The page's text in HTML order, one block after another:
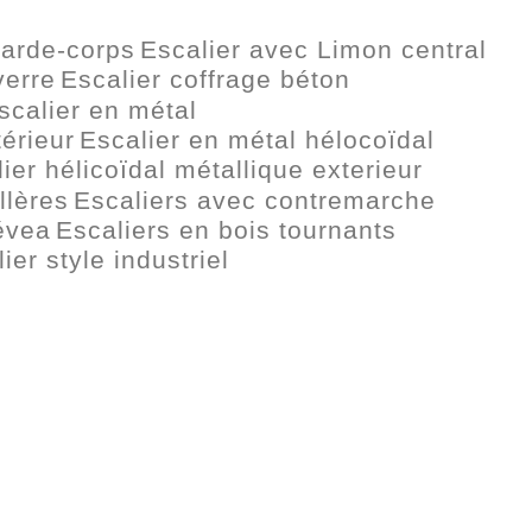
corps Escalier avec Limon central
Escalier coffrage béton
en métal
Escalier en métal hélocoïdal
hélicoïdal métallique exterieur
Escaliers avec contremarche
Escaliers en bois tournants
style industriel